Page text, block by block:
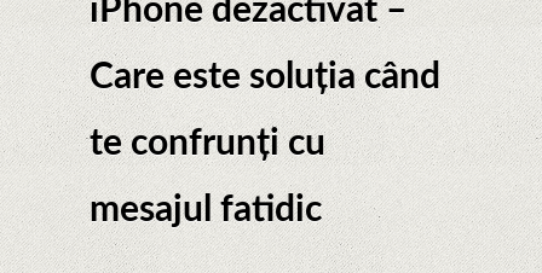
iPhone dezactivat –
Care este soluția când
te confrunți cu
mesajul fatidic